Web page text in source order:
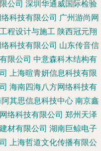
公司 深圳华通威国际检验
科技有限公司 广州游尚网
程设计与施工 陕西冠元翔
科技有限公司 山东传音信
限公司 中意森科木结构有
上海暄青妍信息科技有限
海南四海八方网络科技有
其思信息科技中心 南京鑫
络科技有限公司 郑州天泽
材有限公司 湖南巨鲸电子
上海哲道文化传播有限公